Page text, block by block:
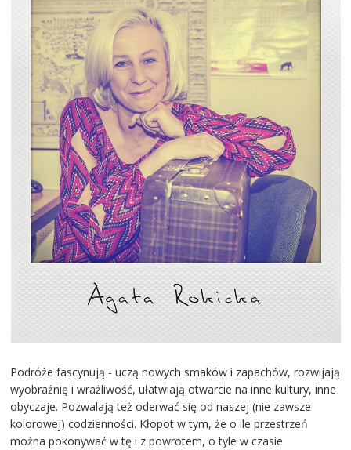
Podróże fascynują - uczą nowych smaków i zapachów, rozwijają
wyobraźnię i wrażliwość, ułatwiają otwarcie na inne kultury, inne
obyczaje. Pozwalają też oderwać się od naszej (nie zawsze
kolorowej) codzienności. Kłopot w tym, że o ile przestrzeń
można pokonywać w tę i z powrotem, o tyle w czasie